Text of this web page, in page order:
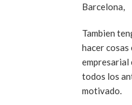
Barcelona,
Tambien
hacer cosas
empresarial
todos los
motivado.